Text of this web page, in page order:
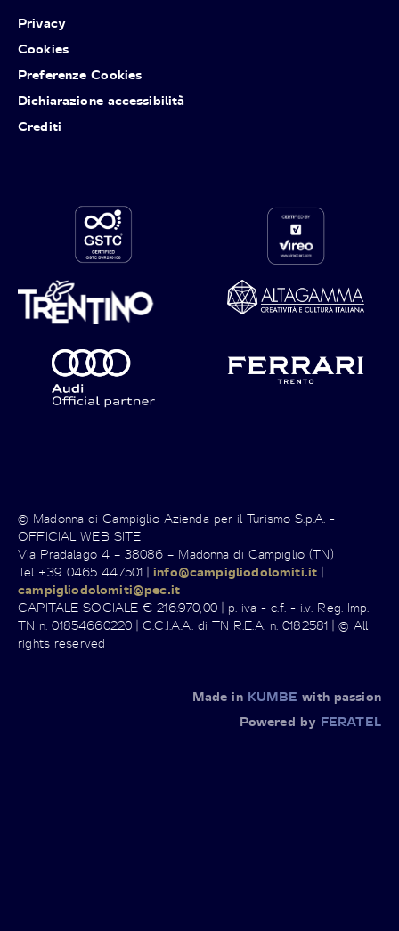
Privacy
Cookies
Preferenze Cookies
Dichiarazione accessibilità
Crediti
© Madonna di Campiglio Azienda per il Turismo S.p.A. -
OFFICIAL WEB SITE
Via Pradalago 4 – 38086 – Madonna di Campiglio (TN)
Tel +39 0465 447501 |info@campigliodolomiti.it |
campigliodolomiti@pec.it
CAPITALE SOCIALE € 216.970,00 | p. iva - c.f. - i.v. Reg. Imp.
TN n. 01854660220 | C.C.I.A.A. di TN R.E.A. n. 0182581 | © All
rights reserved
Made in KUMBE with passion
Powered by FERATEL